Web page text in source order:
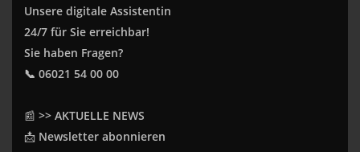
Unsere digitale Assistentin
24/7 für Sie erreichbar!
Sie haben Fragen?
📞 06021 54 00 00
📰 >> AKTUELLE NEWS
📩 Newsletter abonnieren